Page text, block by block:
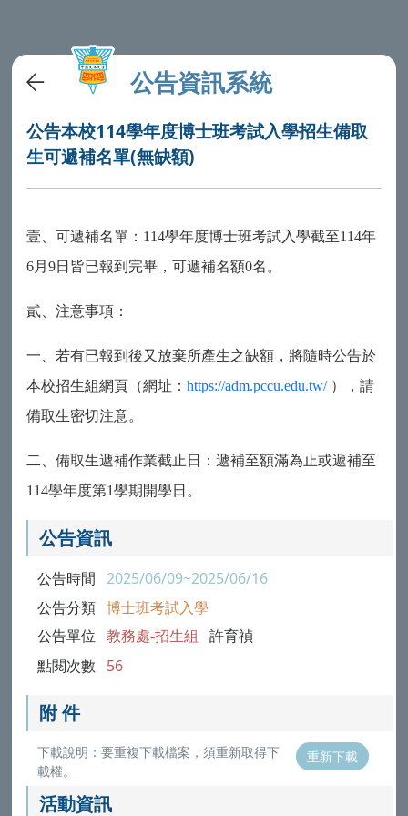
公告資訊系統
公告本校114學年度博士班考試入學招生備取
生可遞補名單(無缺額)
壹、可遞補名單： 114學年度博士班考試入學截至114年
6月9日皆已報到完畢，可遞補名額0名。
貳、注意事項：
一、若有已報到後又放棄所產生之缺額，將隨時公告於
本校招生組網頁（網址：https://adm.pccu.edu.tw/ ），請
備取生密切注意。
二、備取生遞補作業截止日：遞補至額滿為止或遞補至
114學年度第1學期開學日。
公告資訊
公告時間 2025/06/09~2025/06/16
公告分類 博士班考試入學
公告單位 教務處-招生組 許育禎
點閱次數 56
附 件
下載說明：要重複下載檔案，須重新取得下
載權。
重新下載
活動資訊